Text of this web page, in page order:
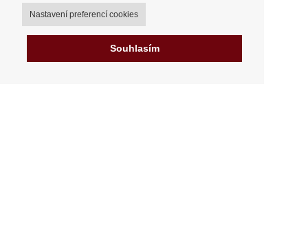
Nastavení preferencí cookies
Souhlasím